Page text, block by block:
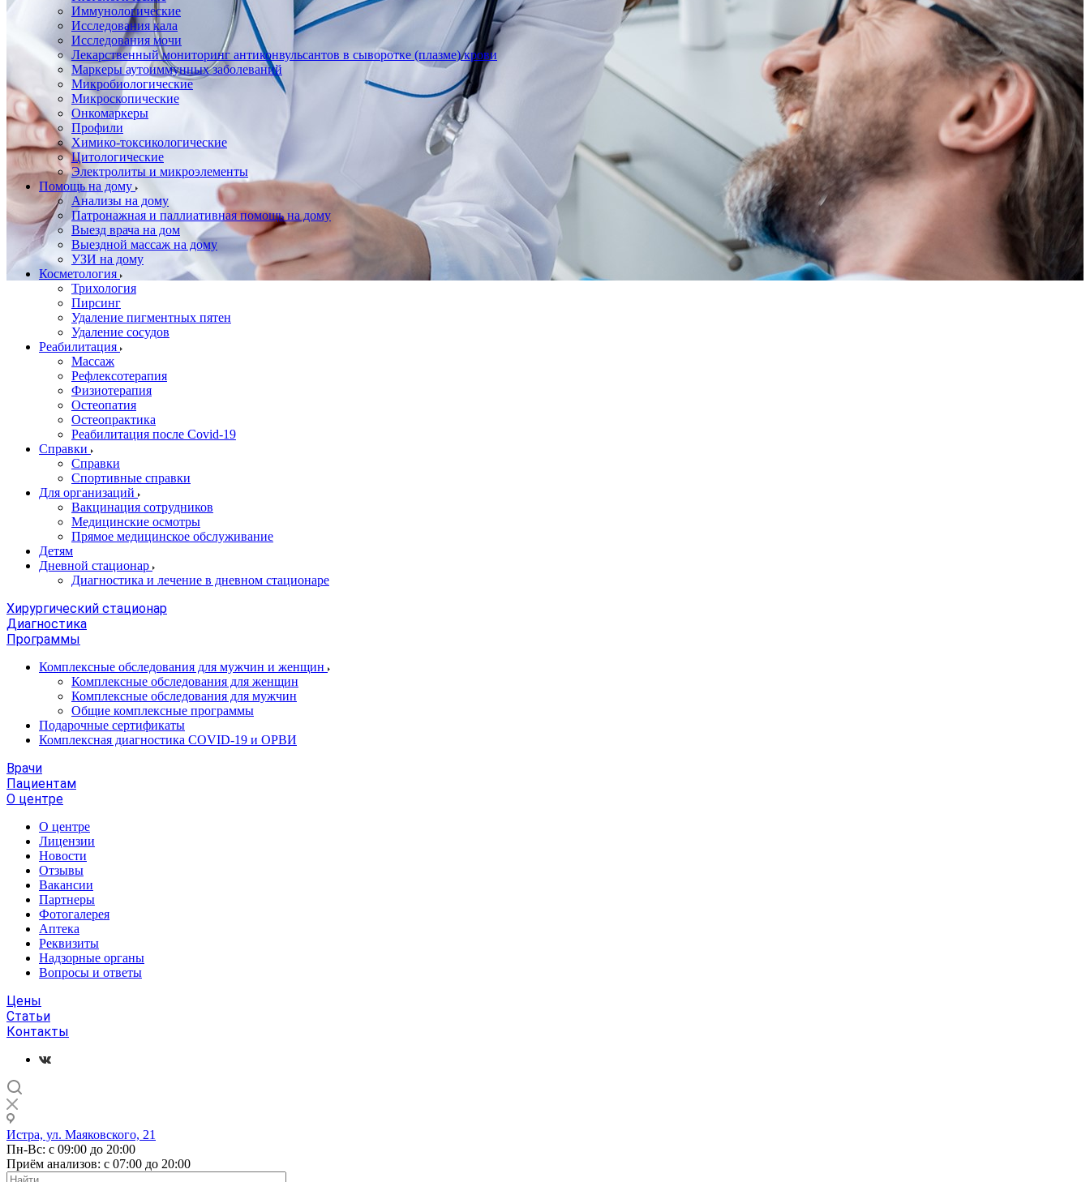
Иммунологические
Исследования кала
Исследования мочи
Лекарственный мониторинг антиконвульсантов в сыворотке (плазме) крови
Маркеры аутоиммунных заболеваний
Микробиологические
Микроскопические
Онкомаркеры
Профили
Химико-токсикологические
Цитологические
Электролиты и микроэлементы
Помощь на дому
Анализы на дому
Патронажная и паллиативная помощь на дому
Выезд врача на дом
Выездной массаж на дому
УЗИ на дому
Косметология
Трихология
Пирсинг
Удаление пигментных пятен
Удаление сосудов
Реабилитация
Массаж
Рефлексотерапия
Физиотерапия
Остеопатия
Остеопрактика
Реабилитация после Covid-19
Справки
Справки
Спортивные справки
Для организаций
Вакцинация сотрудников
Медицинские осмотры
Прямое медицинское обслуживание
Детям
Дневной стационар
Диагностика и лечение в дневном стационаре
Хирургический стационар
Диагностика
Программы
Комплексные обследования для мужчин и женщин
Комплексные обследования для женщин
Комплексные обследования для мужчин
Общие комплексные программы
Подарочные сертификаты
Комплексная диагностика COVID-19 и ОРВИ
Врачи
Пациентам
О центре
О центре
Лицензии
Новости
Отзывы
Вакансии
Партнеры
Фотогалерея
Аптека
Реквизиты
Надзорные органы
Вопросы и ответы
Цены
Статьи
Контакты
Истра, ул. Маяковского, 21
Пн-Вс: с 09:00 до 20:00
Приём анализов: с 07:00 до 20:00